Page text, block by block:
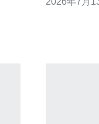
QUIC，内核